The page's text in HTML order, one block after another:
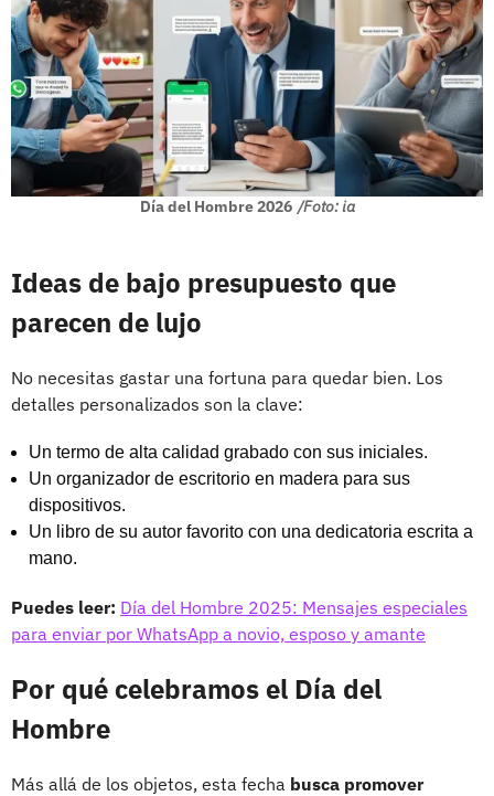
Día del Hombre 2026 /Foto: ia
Ideas de bajo presupuesto que
parecen de lujo
No necesitas gastar una fortuna para quedar bien. Los
detalles personalizados son la clave:
Un termo de alta calidad grabado con sus iniciales.
Un organizador de escritorio en madera para sus
dispositivos.
Un libro de su autor favorito con una dedicatoria escrita a
mano.
Puedes leer: Día del Hombre 2025: Mensajes especiales
para enviar por WhatsApp a novio, esposo y amante
Por qué celebramos el Día del
Hombre
Más allá de los objetos, esta fecha busca promover